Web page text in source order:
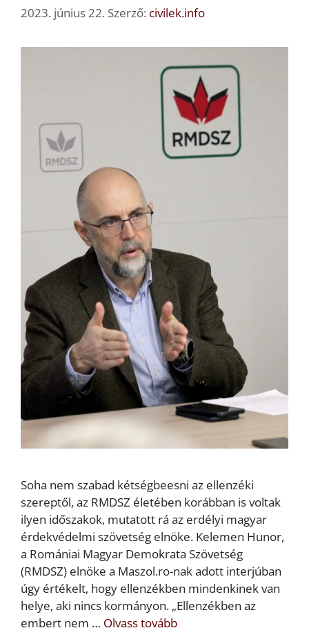
2023. június 22. Szerző: civilek.info
Soha nem szabad kétségbeesni az ellenzéki
szereptől, az RMDSZ életében korábban is voltak
ilyen időszakok, mutatott rá az erdélyi magyar
érdekvédelmi szövetség elnöke. Kelemen Hunor,
a Romániai Magyar Demokrata Szövetség
(RMDSZ) elnöke a Maszol.ro-nak adott interjúban
úgy értékelt, hogy ellenzékben mindenkinek van
helye, aki nincs kormányon. „Ellenzékben az
embert nem … Olvass tovább